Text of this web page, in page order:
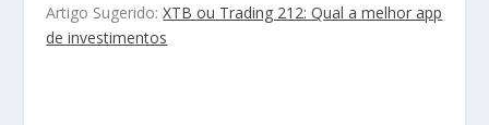
Artigo Sugerido:XTB ou Trading 212: Qual a melhor app
de investimentos